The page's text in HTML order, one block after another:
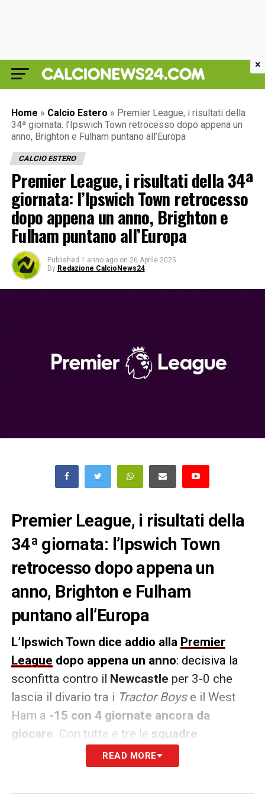
Home » Calcio Estero » Premier League, i risultati della
34ª giornata: l’Ipswich Town retrocesso dopo appena un
anno, Brighton e Fulham puntano all’Europa
CALCIO ESTERO
Premier League, i risultati della 34ª
giornata: l’Ipswich Town retrocesso
dopo appena un anno, Brighton e
Fulham puntano all’Europa
Published 1 anno ago on 26 Aprile 2025
By Redazione CalcioNews24
Premier League, i risultati della
34ª giornata: l’Ipswich Town
retrocesso dopo appena un
anno, Brighton e Fulham
puntano all’Europa
L’Ipswich Town dice addio alla Premier
League dopo appena un anno: decisiva la
sconfitta contro il Newcastle per 3-0 che
lascia il divario tra i Tractor Boyse il West
Ham a -15 con 4 giornate ancora da
giocare . Con tutte e tre le squadre
retrocesse già decise, la bagarre è in vetta
alla classifica, dove ilChelseatorna a
READ MORE
×